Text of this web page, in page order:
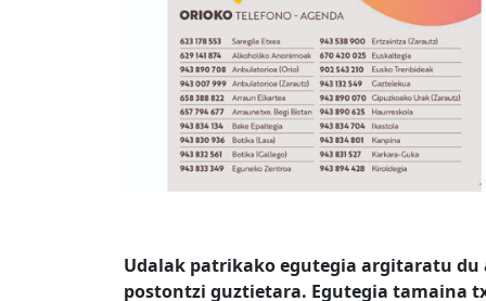
Udalak patrikako egutegia argitaratu
postontzi guztietara. Egutegia tamaina